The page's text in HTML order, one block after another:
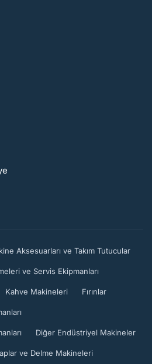
Aksesuarları ve Takım Tutucular
ve Servis Ekipmanları
Kahve Makineleri Fırınlar
Diğer Endüstriyel Makineler
ve Delme Makineleri